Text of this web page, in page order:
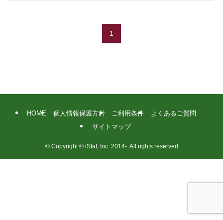
1
HOME 個人情報保護方針 ご利用条件
よくあるご質問
サイトマップ
©Copyright © iStat, Inc. 2014-. All rights reserved